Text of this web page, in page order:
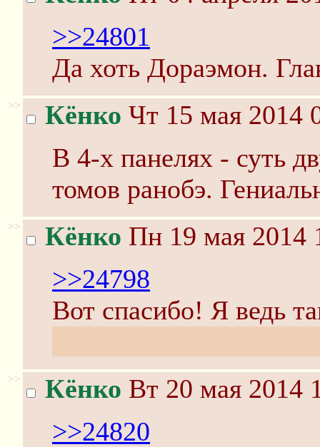
>>24801
Да хоть Дораэмон.
>> Кёнко Чт 15 мая 2014
В 4-х панелях - суть
томов ранобэ.
>> Кёнко Пн 19 мая 2014
>>24798
Вот спасибо! Я ведь
>> Кёнко Вт 20 мая 2014
>>24820